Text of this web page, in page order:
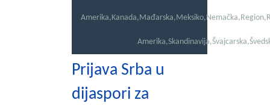
Amerika,Kanada,Mađarska,Meksiko,Nemačka,Region,
Amerika,Skandinavija,Švajcarska,
Prijava Srba u
dijaspori za